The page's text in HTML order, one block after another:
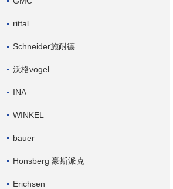
rittal
Schneider施耐德
沃格vogel
INA
WINKEL
bauer
Honsberg 豪斯派克
Erichsen